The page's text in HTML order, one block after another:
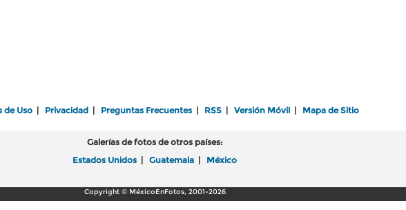
de Uso Privacidad Preguntas Frecuentes RSS Versión Móvil Mapa de Sitio
Galerías de fotos de otros países:
Estados Unidos
Guatemala México
Copyright © MéxicoEnFotos, 2001-2026